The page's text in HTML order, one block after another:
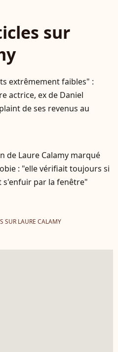
sur
extrêmement faibles" :
actrice, ex de Daniel
de ses revenus au
de Laure Calamy marqué
: "elle vérifiait toujours si
s'enfuir par la fenêtre"
SUR LAURE CALAMY